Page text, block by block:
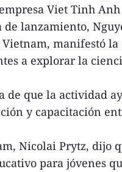
Viet Tinh
lanzamiento,
manifestó la
a explorar la
de que la actividad
y capacitación
Nicolai Prytz, dijo
para jóvenes